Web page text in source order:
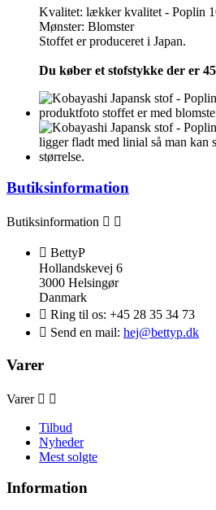
Kvalitet: lækker kvalitet - Poplin
Mønster: Blomster
Stoffet er produceret i Japan.
Du køber et stofstykke der er
Butiksinformation
Butiksinformation  
 BettyP
Hollandskevej 6
3000 Helsingør
Danmark
 Ring til os: +45 28 35 34 73
 Send en mail: hej@bettyp.dk
Varer
Varer  
Tilbud
Nyheder
Mest solgte
Information